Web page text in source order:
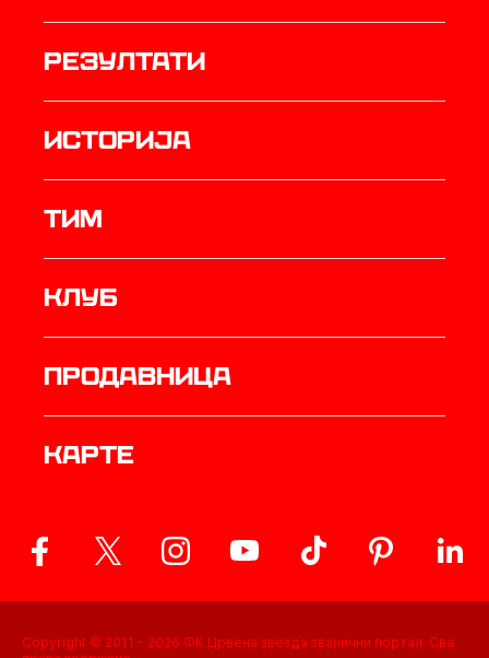
резултати
историја
ТИМ
Клуб
продавница
Карте
Copyright © 2011 - 2026 ФК Црвена звезда званични портал. Сва